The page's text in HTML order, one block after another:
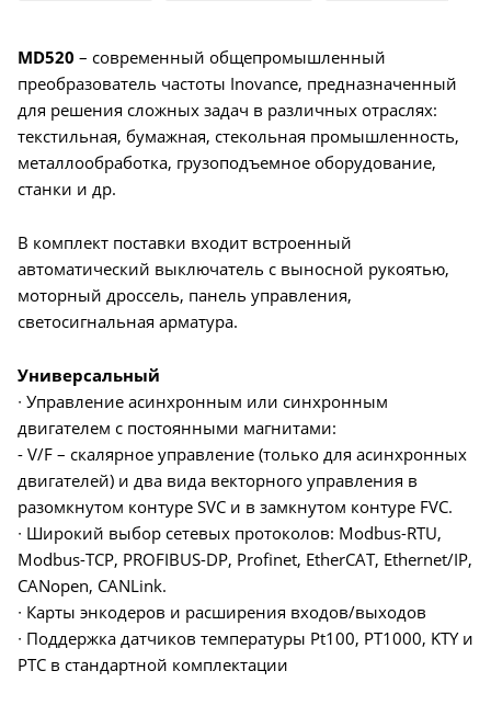
MD520 – современный общепромышленный
преобразователь частоты Inovance, предназначенный
для решения сложных задач в различных отраслях:
текстильная, бумажная, стекольная промышленность,
металлообработка, грузоподъемное оборудование,
станки и др.
В комплект поставки входит встроенный
автоматический выключатель с выносной рукоятью,
моторный дроссель, панель управления,
светосигнальная арматура.
Универсальный
∙ Управление асинхронным или синхронным
двигателем с постоянными магнитами:
- V/F – скалярное управление (только для асинхронных
двигателей) и два вида векторного управления в
разомкнутом контуре SVC и в замкнутом контуре FVC.
∙ Широкий выбор сетевых протоколов: Modbus-RTU,
Modbus-TCP, PROFIBUS-DP, Profinet, EtherCAT, Ethernet/IP,
CANopen, CANLink.
∙ Карты энкодеров и расширения входов/выходов
∙ Поддержка датчиков температуры Pt100, PT1000, KTY и
PTC в стандартной комплектации